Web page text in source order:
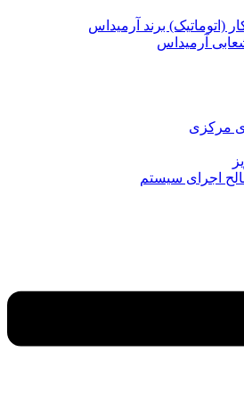
(اتوماتیک) برند آرمیداس
آرمیداس
مرکزی
اجرای سیستم